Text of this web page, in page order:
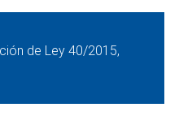
de Ley 40/2015,